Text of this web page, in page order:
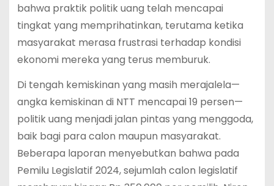
bahwa praktik politik uang telah mencapai
tingkat yang memprihatinkan, terutama ketika
masyarakat merasa frustrasi terhadap kondisi
ekonomi mereka yang terus memburuk.
Di tengah kemiskinan yang masih merajalela—
angka kemiskinan di NTT mencapai 19 persen—
politik uang menjadi jalan pintas yang menggoda,
baik bagi para calon maupun masyarakat.
Beberapa laporan menyebutkan bahwa pada
Pemilu Legislatif 2024, sejumlah calon legislatif